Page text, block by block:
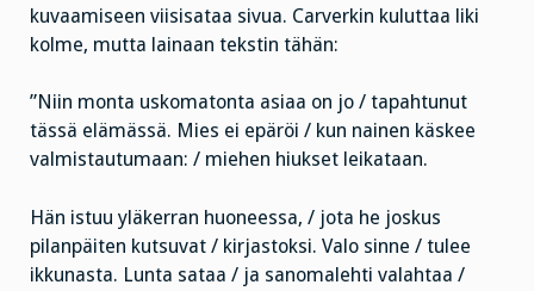
kuvaamiseen viisisataa sivua. Carverkin kuluttaa liki
kolme, mutta lainaan tekstin tähän:
”Niin monta uskomatonta asiaa on jo / tapahtunut
tässä elämässä. Mies ei epäröi / kun nainen käskee
valmistautumaan: / miehen hiukset leikataan.
Hän istuu yläkerran huoneessa, / jota he joskus
pilanpäiten kutsuvat / kirjastoksi. Valo sinne / tulee
ikkunasta. Lunta sataa / ja sanomalehti valahtaa /